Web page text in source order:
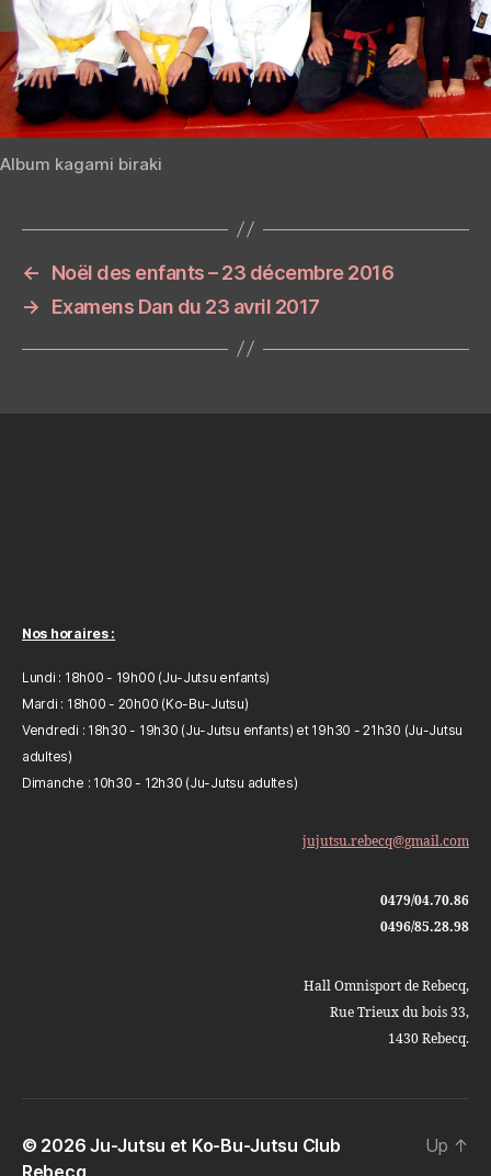
Album kagami biraki
←
Noël des enfants – 23 décembre 2016
→
Examens Dan du 23 avril 2017
Nos horaires :
Lundi : 18h00 - 19h00 (Ju-Jutsu enfants)
Mardi : 18h00 - 20h00 (Ko-Bu-Jutsu)
Vendredi : 18h30 - 19h30 (Ju-Jutsu enfants) et 19h30 - 21h30 (Ju-Jutsu
adultes)
Dimanche : 10h30 - 12h30 (Ju-Jutsu adultes)
jujutsu.rebecq@gmail.com
0479/04.70.86
0496/85.28.98
Hall Omnisport de Rebecq,
Rue Trieux du bois 33,
1430 Rebecq.
© 2026Ju-Jutsu et Ko-Bu-Jutsu Club
Rebecq
Up ↑